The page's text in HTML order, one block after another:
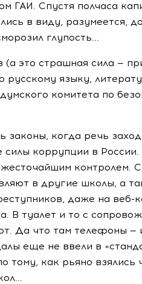
ГАИ. Спустя полчаса
в виду, разумеется,
глупость...
(а это страшная сила —
русскому языку,
комитета по
когда речь
силы коррупции в
контролем.
в другие школы, а
даже на веб-
В туалет и то с
Да что там телефоны —
еще не ввели в
тому, как рьяно